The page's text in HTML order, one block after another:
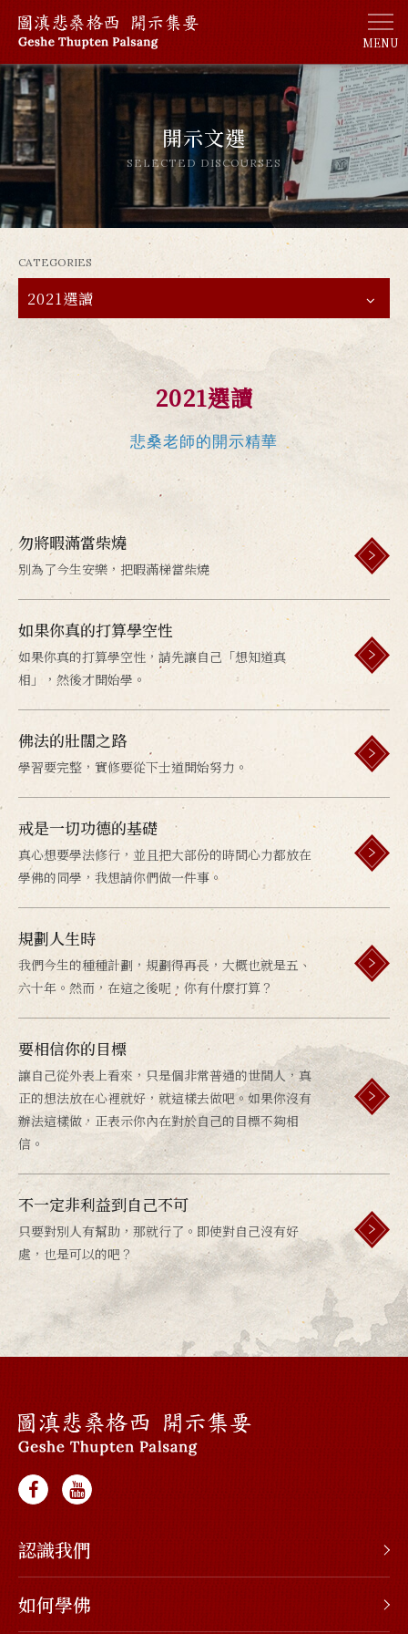
開示文選
SELECTED DISCOURSES
CATEGORIES
2021選讀
2021選讀
悲桑老師的開示精華
勿將暇滿當柴燒
別為了今生安樂，把暇滿梯當柴燒
如果你真的打算學空性
如果你真的打算學空性，請先讓自己「想知道真
相」，然後才開始學。
佛法的壯闊之路
學習要完整，實修要從下士道開始努力。
戒是一切功德的基礎
真心想要學法修行，並且把大部份的時間心力都放在
學佛的同學，我想請你們做一件事。
規劃人生時
我們今生的種種計劃，規劃得再長，大概也就是五、
六十年。然而，在這之後呢，你有什麼打算？
要相信你的目標
讓自己從外表上看來，只是個非常普通的世間人，真
正的想法放在心裡就好，就這樣去做吧。如果你沒有
辦法這樣做，正表示你內在對於自己的目標不夠相
信。
不一定非利益到自己不可
只要對別人有幫助，那就行了。即使對自己沒有好
處，也是可以的吧？
認識我們
如何學佛
MENU